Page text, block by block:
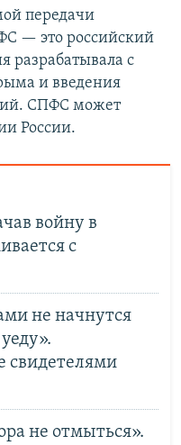
передачи
— это российский
разрабатывала с
и введения
СПФС может
России.
войну в
с
не начнутся
свидетелями
не отмыться».